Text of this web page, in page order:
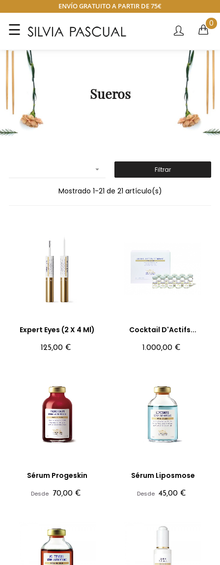
ENVÍO GRATUITO A PARTIR DE 75€
Navegación
palanca
☰ 0
Sueros
 Filtrar
Mostrado 1-21 de 21 artículo(s)
Expert Eyes (2 X 4 Ml)
Precio
125,00 €
Cocktail D'Actifs...
Precio
1.000,00 €
Sérum Progeskin
Desde Precio
70,00 €
Sérum Liposmose
Desde Precio
45,00 €